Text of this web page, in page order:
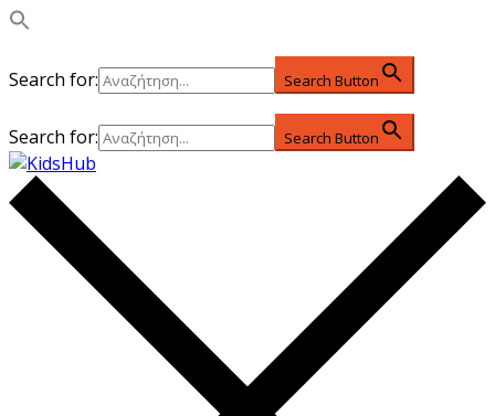
Search for: Search Button
Search for: Search Button